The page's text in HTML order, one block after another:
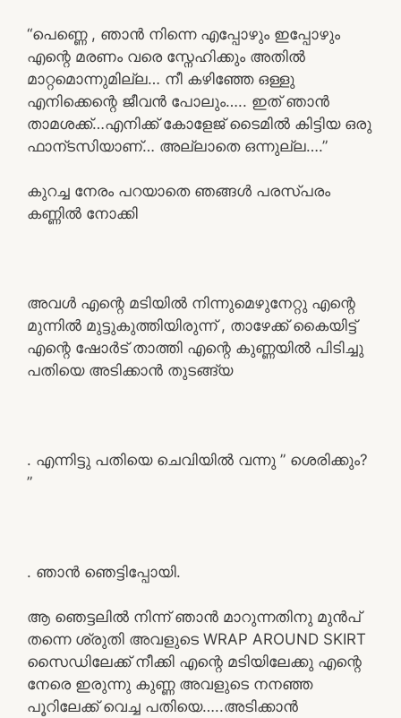
“പെണ്ണെ , ഞാൻ നിന്നെ എപ്പോഴും ഇപ്പോഴും
എന്റെ മരണം വരെ സ്നേഹിക്കും അതിൽ
മാറ്റമൊന്നുമില്ല… നീ കഴിഞ്ഞേ ഒള്ളു
എനിക്കെന്റെ ജീവൻ പോലും….. ഇത് ഞാൻ
താമശക്ക്…എനിക്ക് കോളേജ് ടൈമിൽ കിട്ടിയ ഒരു
ഫാന്ടസിയാണ്… അല്ലാതെ ഒന്നുല്ല….”
കുറച്ച നേരം പറയാതെ ഞങ്ങൾ പരസ്പരം
കണ്ണിൽ നോക്കി
അവൾ എന്റെ മടിയിൽ നിന്നുമെഴുനേറ്റു എന്റെ
മുന്നിൽ മുട്ടുകുത്തിയിരുന്ന് , താഴേക്ക് കൈയിട്ട്
എന്റെ ഷോർട് താത്തി എന്റെ കുണ്ണയിൽ പിടിച്ചു
പതിയെ അടിക്കാൻ തുടങ്ങ്യ
. എന്നിട്ടു പതിയെ ചെവിയിൽ വന്നു ” ശെരിക്കും?
”
. ഞാൻ ഞെട്ടിപ്പോയി.
ആ ഞെട്ടലിൽ നിന്ന് ഞാൻ മാറുന്നതിനു മുൻപ്
തന്നെ ശ്രുതി അവളുടെ WRAP AROUND SKIRT
സൈഡിലേക്ക് നീക്കി എന്റെ മടിയിലേക്കു എന്റെ
നേരെ ഇരുന്നു കുണ്ണ അവളുടെ നനഞ്ഞ
പൂറിലേക്ക് വെച്ച പതിയെ…..അടിക്കാൻ